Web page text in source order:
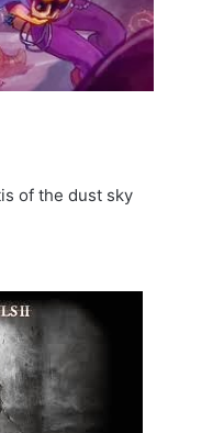
of the dust sky